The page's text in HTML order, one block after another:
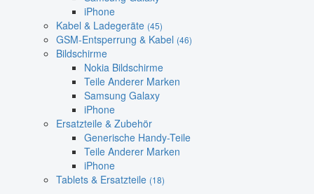
iPhone
Kabel & Ladegeräte (45)
GSM-Entsperrung & Kabel (46)
Bildschirme
Nokia Bildschirme
Teile Anderer Marken
Samsung Galaxy
iPhone
Ersatzteile & Zubehör
Generische Handy-Teile
Teile Anderer Marken
iPhone
Tablets & Ersatzteile (18)